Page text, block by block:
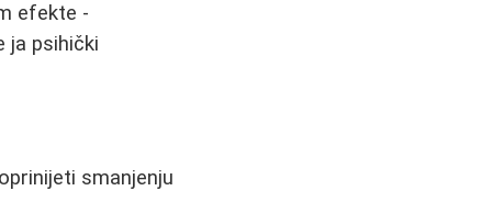
efekte -
ja psihički
smanjenju